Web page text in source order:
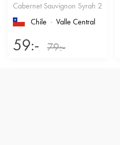
Cabernet Sauvignon Syrah 2022
Chile
Valle Central
59:- 79:-